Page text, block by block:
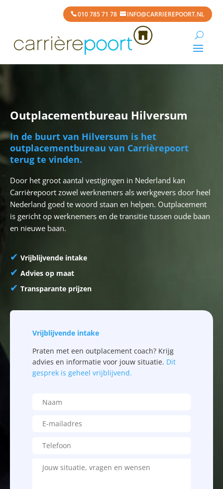
010 785 71 78 INFO@CARRIEREPOORT.NL
Outplacementbureau Hilversum
In de buurt van Hilversum is het
outplacementbureau van Carrièrepoort
terug te vinden.
Door het groot aantal vestigingen in Nederland kan
Carrièrepoort zowel werknemers als werkgevers door heel
Nederland goed te woord staan en helpen. Outplacement
is gericht op werknemers en de transitie tussen oude baan
en nieuwe baan.
✔ Vrijblijvende intake
✔ Advies op maat
✔ Transparante prijzen
Vrijblijvende intake
Praten met een outplacement coach? Krijg
advies en informatie voor jouw situatie. Dit
gesprek is geheel vrijblijvend.